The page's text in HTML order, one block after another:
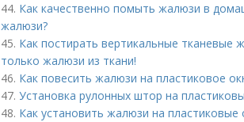
44. Как качественно помыть жалюзи в
жалюзи?
45. Как постирать вертикальные
только жалюзи из ткани!
46. Как повесить жалюзи на пластиковое
47. Установка рулонных штор на
48. Как установить жалюзи на